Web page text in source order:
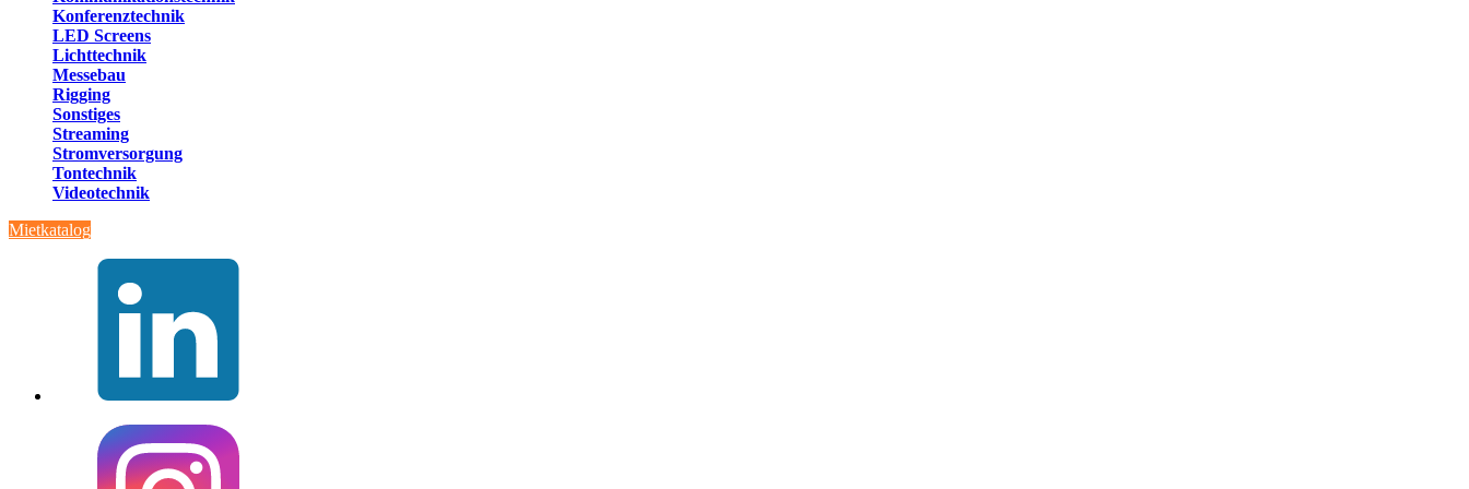
Konferenztechnik
LED Screens
Lichttechnik
Messebau
Rigging
Sonstiges
Streaming
Stromversorgung
Tontechnik
Videotechnik
Mietkatalog